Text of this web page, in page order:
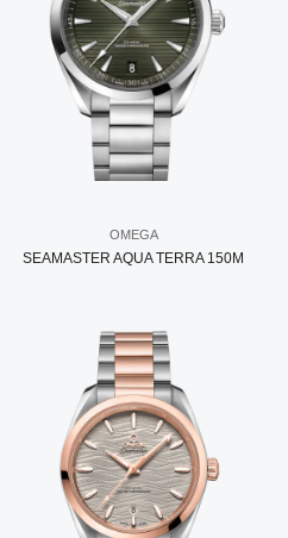
OMEGA
SEAMASTER AQUA TERRA 150M